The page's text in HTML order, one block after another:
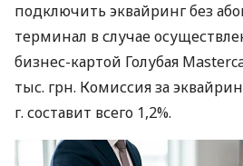
подключить эквайринг без
терминал в случае
бизнес-картой Голубая
тыс. грн. Комиссия за
г. составит всего 1,2%.